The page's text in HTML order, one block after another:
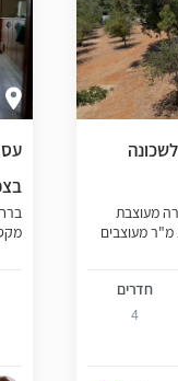
לשכונה
מעוצבת
בכניסה לשכונה המרונית המבוקשת. 100 מ"ר מעוצבים
חדרים
4
מקסימה כ-